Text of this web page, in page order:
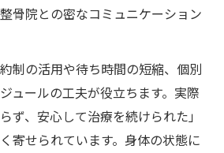
骨院との密なコミュニケーション
制の活用や待ち時間の短縮、個別
ュールの工夫が役立ちます。実際
ず、安心して治療を続けられた」
寄せられています。身体の状態に